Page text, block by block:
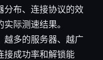
分布、连接协议的效
际测速结果。
越多的服务器、越广
接成功率和解锁能